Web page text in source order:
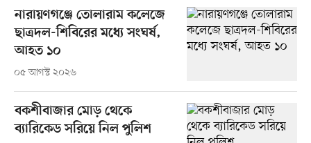
নারায়ণগঞ্জে তোলারাম কলেজে
ছাত্রদল-শিবিরের মধ্যে সংঘর্ষ,
আহত ১০
০৫ আগস্ট ২০২৬
বকশীবাজার মোড় থেকে
ব্যারিকেড সরিয়ে নিল পুলিশ